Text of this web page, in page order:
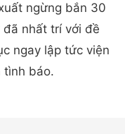
ngừng bắn 30
đã nhất trí với đề
ngay lập tức viện
tình báo.